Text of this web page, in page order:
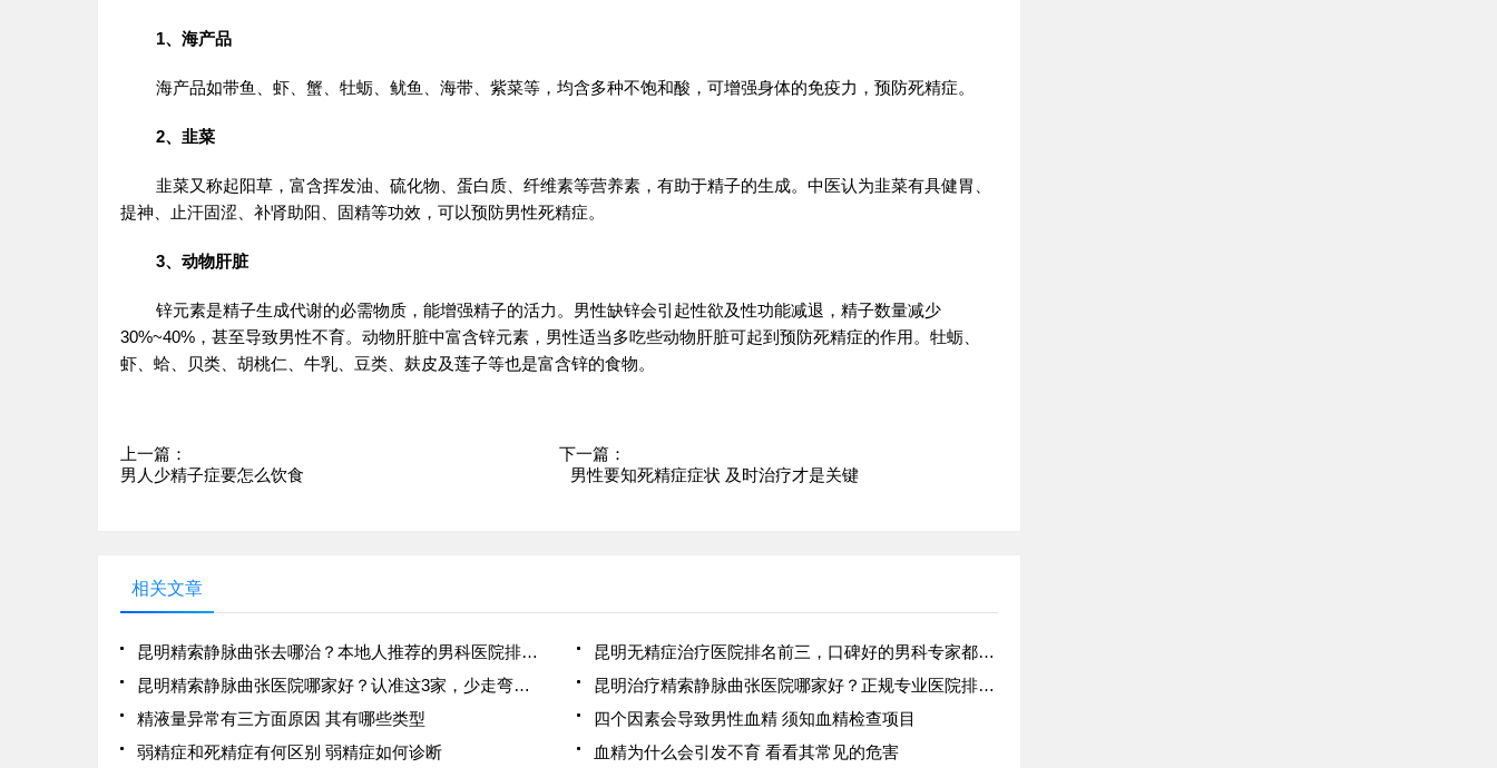
1、海产品
海产品如带鱼、虾、蟹、牡蛎、鱿鱼、海带、紫菜等，均含多种不饱和酸，可增强身体的免疫力，预防死精症。
2、韭菜
韭菜又称起阳草，富含挥发油、硫化物、蛋白质、纤维素等营养素，有助于精子的生成。中医认为韭菜有具健胃、
提神、止汗固涩、补肾助阳、固精等功效，可以预防男性死精症。
3、动物肝脏
锌元素是精子生成代谢的必需物质，能增强精子的活力。男性缺锌会引起性欲及性功能减退，精子数量减少
30%~40%，甚至导致男性不育。动物肝脏中富含锌元素，男性适当多吃些动物肝脏可起到预防死精症的作用。牡蛎、
虾、蛤、贝类、胡桃仁、牛乳、豆类、麸皮及莲子等也是富含锌的食物。
上一篇：
男人少精子症要怎么饮食
下一篇：
男性要知死精症症状 及时治疗才是关键
相关文章
昆明精索静脉曲张去哪治？本地人推荐的男科医院排名，别再走弯路了！
昆明无精症治疗医院排名前三，口碑好的男科专家都在这里
昆明精索静脉曲张医院哪家好？认准这3家，少走弯路不踩坑！
昆明治疗精索静脉曲张医院哪家好？正规专业医院排名推荐
精液量异常有三方面原因 其有哪些类型
四个因素会导致男性血精 须知血精检查项目
弱精症和死精症有何区别 弱精症如何诊断
血精为什么会引发不育 看看其常见的危害